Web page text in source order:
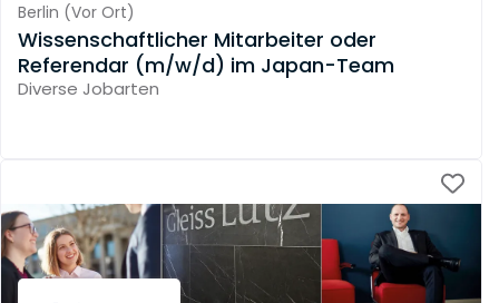
Berlin (Vor Ort)
Wissenschaftlicher Mitarbeiter oder
Referendar (m/w/d) im Japan-Team
Diverse Jobarten